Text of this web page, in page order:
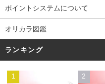
ポイントシステムについて
オリカラ図鑑
ランキング
1 2